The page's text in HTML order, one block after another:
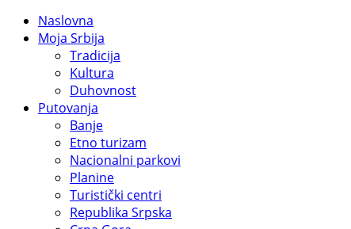
Naslovna
Moja Srbija
Tradicija
Kultura
Duhovnost
Putovanja
Banje
Etno turizam
Nacionalni parkovi
Planine
Turistički centri
Republika Srpska